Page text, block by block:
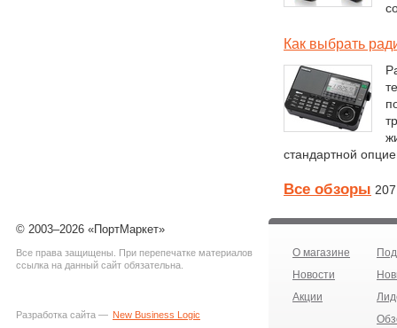
Как выбрать
стандартной
Все обзоры 207
© 2003–2026 «ПортМаркет»
Все права защищены. При перепечатке материалов
ссылка на данный сайт обязательна.
Разработка сайта — New Business Logic
О магазине
Новости
Акции